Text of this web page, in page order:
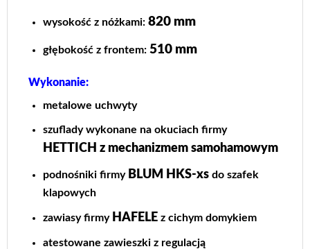
wysokość z nóżkami: 820 mm
głębokość z frontem: 510 mm
Wykonanie:
metalowe uchwyty
szuflady wykonane na okuciach firmy
HETTICH z mechanizmem samohamowym
podnośniki firmy BLUM HKS-xsdo szafek
klapowych
zawiasy firmy HAFELEz cichym domykiem
atestowane zawieszki z regulacją